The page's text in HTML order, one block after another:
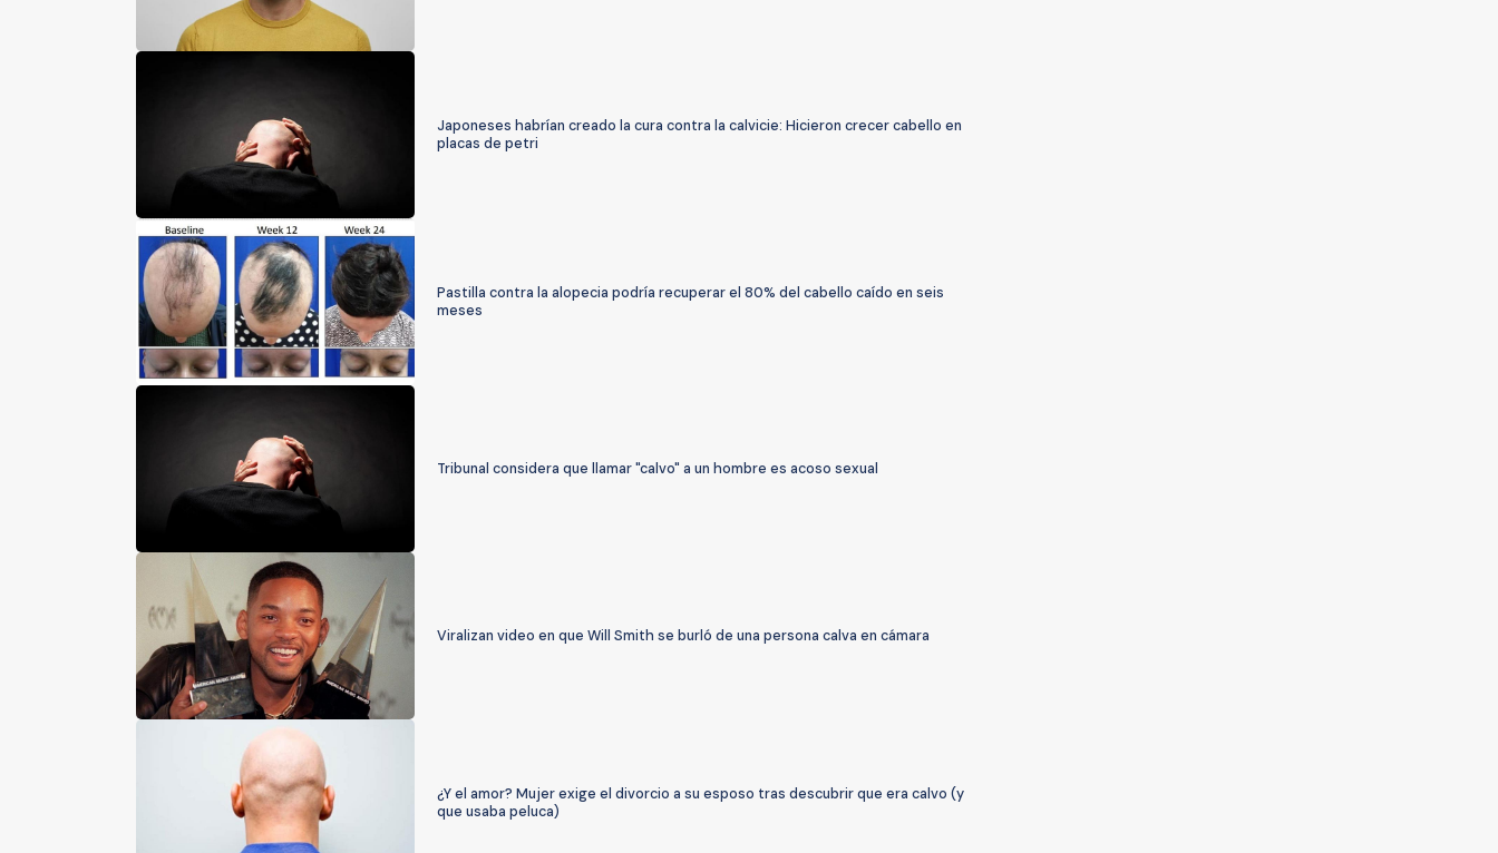
Japoneses habrían creado la cura contra la calvicie: Hicieron crecer cabello en
placas de petri
Pastilla contra la alopecia podría recuperar el 80% del cabello caído en seis
meses
Tribunal considera que llamar "calvo" a un hombre es acoso sexual
Viralizan video en que Will Smith se burló de una persona calva en cámara
¿Y el amor? Mujer exige el divorcio a su esposo tras descubrir que era calvo (y
que usaba peluca)